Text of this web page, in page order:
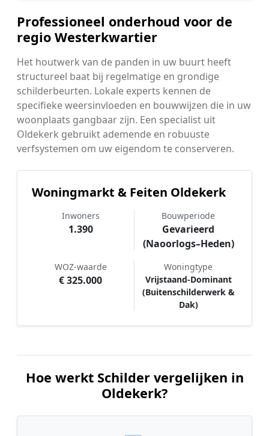
Professioneel onderhoud voor de
regio Westerkwartier
Het houtwerk van de panden in uw buurt heeft
structureel baat bij regelmatige en grondige
schilderbeurten. Lokale experts kennen de
specifieke weersinvloeden en bouwwijzen die in uw
woonplaats gangbaar zijn. Een specialist uit
Oldekerk gebruikt ademende en robuuste
verfsystemen om uw eigendom te conserveren.
Woningmarkt & Feiten Oldekerk
Inwoners
1.390
Bouwperiode
Gevarieerd
(Naoorlogs–Heden)
WOZ-waarde
€ 325.000
Woningtype
Vrijstaand-Dominant
(Buitenschilderwerk &
Dak)
Hoe werkt Schilder vergelijken in
Oldekerk?